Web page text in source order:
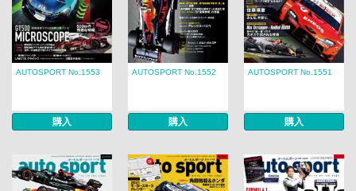
AUTOSPORT No.1553
購入
AUTOSPORT No.1552
購入
AUTOSPORT No.1551
購入